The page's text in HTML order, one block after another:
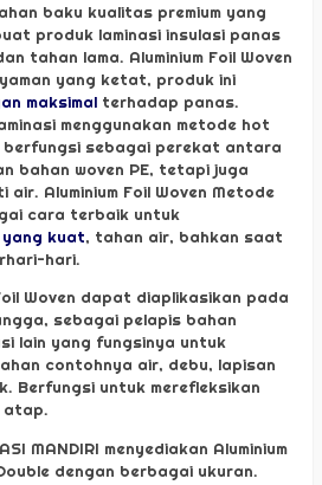
baku kualitas premium yang
produk laminasi insulasi panas
tahan lama. Aluminium Foil Woven
yang ketat, produk ini
maksimal terhadap panas.
menggunakan metode hot
sebagai perekat antara
bahan woven PE, tetapi juga
air. Aluminium Foil Woven Metode
cara terbaik untuk
yang kuat, tahan air, bahkan saat
hari.
Woven dapat diaplikasikan pada
sebagai pelapis bahan
lain yang fungsinya untuk
contohnya air, debu, lapisan
Berfungsi untuk merefleksikan
atap.
MANDIRI menyediakan Aluminium
dengan berbagai ukuran.